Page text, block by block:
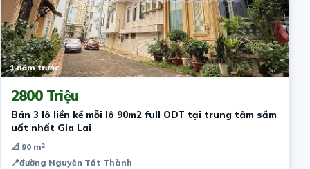
1 năm trước
2800 Triệu
Bán 3 lô liền kề mỗi lô 90m2 full ODT tại trung tâm sầm
uất nhất Gia Lai
📐 90 m²
📍đường Nguyễn Tất Thành